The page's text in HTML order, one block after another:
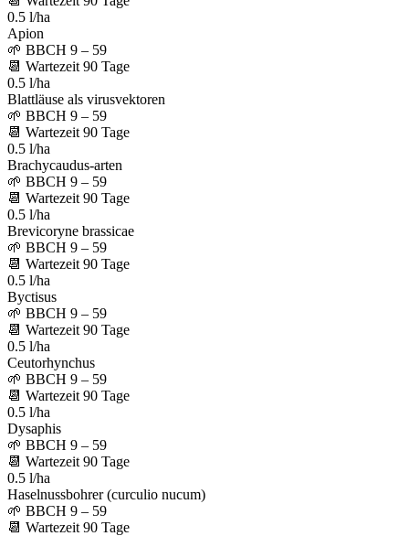
0.5 l/ha
Apion
🌱 BBCH 9 – 59
📆 Wartezeit 90 Tage
0.5 l/ha
Blattläuse als virusvektoren
🌱 BBCH 9 – 59
📆 Wartezeit 90 Tage
0.5 l/ha
Brachycaudus-arten
🌱 BBCH 9 – 59
📆 Wartezeit 90 Tage
0.5 l/ha
Brevicoryne brassicae
🌱 BBCH 9 – 59
📆 Wartezeit 90 Tage
0.5 l/ha
Byctisus
🌱 BBCH 9 – 59
📆 Wartezeit 90 Tage
0.5 l/ha
Ceutorhynchus
🌱 BBCH 9 – 59
📆 Wartezeit 90 Tage
0.5 l/ha
Dysaphis
🌱 BBCH 9 – 59
📆 Wartezeit 90 Tage
0.5 l/ha
Haselnussbohrer (curculio nucum)
🌱 BBCH 9 – 59
📆 Wartezeit 90 Tage